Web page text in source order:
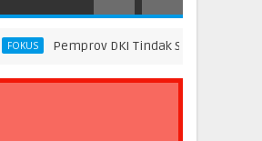
Pemprov DKI Tindak Seluruh Rantai Praktik